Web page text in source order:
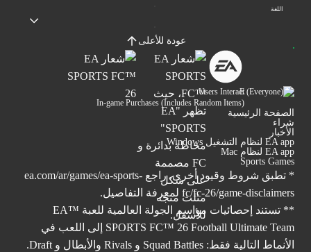
اللغة
عودة للأعلى
Users Interact
In-game Purchases (Includes Random Items)
الصفحة الرئيسية
شراء
الأخبار
EA app لنظام التشغيل Windows
EA app لنظام Mac
Sports Games
* تطبق شروط وقيود أخرى. راجع ea.com/ar/games/ea-sports-
fc/fc-26/game-disclaimers لمعرفة التفاصيل.
** تستند إحصائيات مواسم الجولة العالمية للعبة ™EA
SPORTS FC™ 26 Football Ultimate Team إلى اللعب في
الأنماط التالية فقط: Squad Battles و Rivals والأبطال و Draft.